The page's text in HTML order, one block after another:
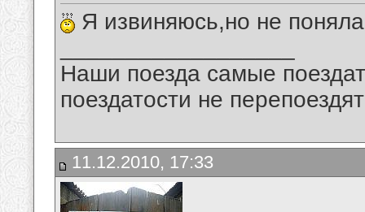
Я извиняюсь,но не
Наши поезда самые
поездатости не
11.12.2010, 17:33